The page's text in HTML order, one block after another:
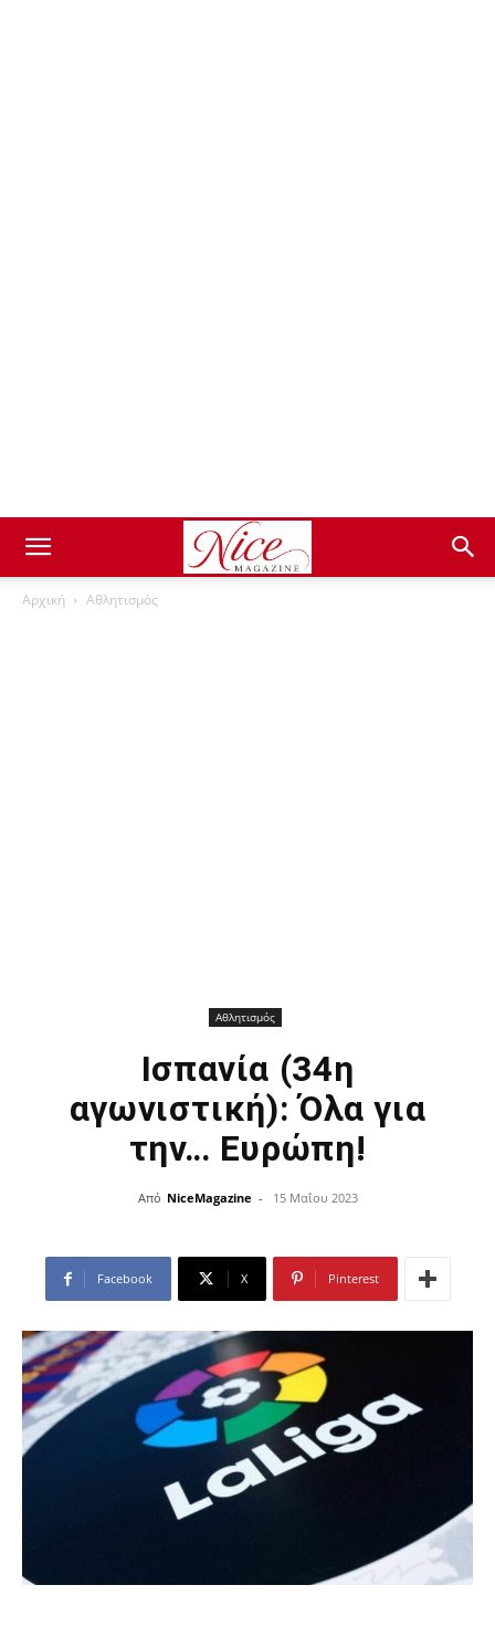
Αρχική Αθλητισμός
Αθλητισμός
Ισπανία (34η
αγωνιστική): Όλα για
την… Ευρώπη!
Από NiceMagazine - 15 Μαΐου 2023
Facebook X Pinterest